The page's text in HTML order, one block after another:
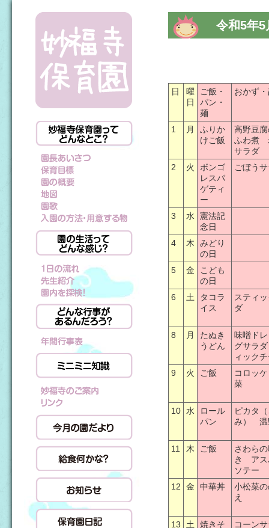
令和5年5
日
曜
日
ご飯・
パン・
麺
おかず
1 月
ふりか
けご飯
高野豆
ふわ煮
サラダ
2
火
ボンゴ
レスパ
ゲティ
ー
ごぼう
3 水
憲法記
念日
4
木
みどり
の日
5
金
こども
の日
6
土
タコラ
イス
スティ
ダ
8 月
たぬき
うどん
味噌ド
グサラ
ィック
9
火 ご飯
コロッ
菜
10 水
ロール
パン
ピカタ
み） 温
11 木 ご飯
さわら
き アス
ソテー
12
金 中華丼
小松菜
え
13 土
焼きそ
コーン